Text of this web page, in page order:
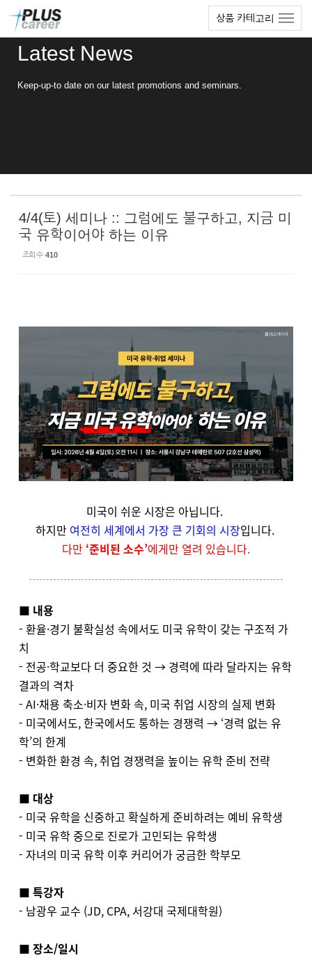
상품 카테고리
Latest News
Keep-up-to date on our latest promotions and seminars.
4/4(토) 세미나 :: 그럼에도 불구하고, 지금 미
국 유학이어야 하는 이유
조회 수 410
미국이 쉬운 시장은 아닙니다.
하지만 여전히 세계에서 가장 큰 기회의 시장입니다.
다만 ‘준비된 소수’에게만 열려 있습니다.
■ 내용
- 환율·경기 불확실성 속에서도 미국 유학이 갖는 구조적 가
치
- 전공·학교보다 더 중요한 것 → 경력에 따라 달라지는 유학
결과의 격차
- AI·채용 축소·비자 변화 속, 미국 취업 시장의 실제 변화
- 미국에서도, 한국에서도 통하는 경쟁력 → ‘경력 없는 유
학’의 한계
- 변화한 환경 속, 취업 경쟁력을 높이는 유학 준비 전략
■ 대상
- 미국 유학을 신중하고 확실하게 준비하려는 예비 유학생
- 미국 유학 중으로 진로가 고민되는 유학생
- 자녀의 미국 유학 이후 커리어가 궁금한 학부모
■ 특강자
- 남광우 교수 (JD, CPA, 서강대 국제대학원)
■ 장소/일시